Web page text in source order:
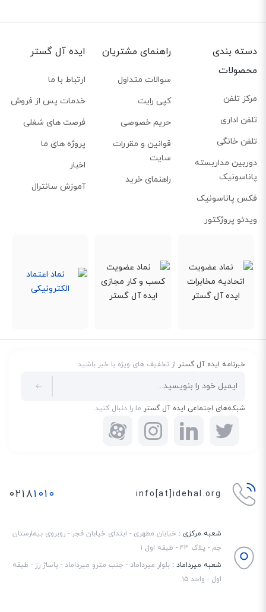
دسته بندی
محصولات
مرکز تلفن
تلفن اداری
تلفن خانگی
دوربین مداربسته
پاناسونیک
فکس پاناسونیک
ویدئو پروژکتور
راهنمای مشتریان
سوالات متداول
کپی رایت
حریم خصوصی
قوانین و مقررات
سایت
راهنمای خرید
ایده آل گستر
ارتباط با ما
خدمات پس از فروش
فرصت های شغلی
پروژه های ما
اخبار
آموزش سانترال
خبرنامه ایده آل گستراز تخفیف های ویژه با خبر باشید
شبکه‌های اجتماعی ایده آل گسترما را دنبال کنید
info[at]idehal.org ۰۲۱۸۱۰۱۰
شعبه مرکزی : خیابان مطهری - ابتدای خیابان فجر - روبروی بیمارستان
جم - پلاک ۴۳ - طبقه اول ۱
شعبه میرداماد : بلوار میرداماد - جنب مترو میرداماد - پاساژ رز - طبقه
اول - واحد ۱۵